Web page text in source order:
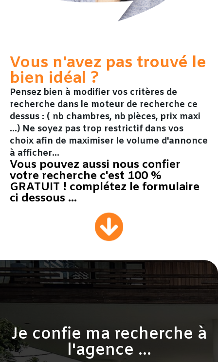
Vous n'avez pas trouvé le
bien idéal ?
Pensez bien à modifier vos critères de
recherche dans le moteur de recherche ce
dessus : ( nb chambres, nb pièces, prix maxi
...) Ne soyez pas trop restrictif dans vos
choix afin de maximiser le volume d'annonce
à afficher…
Vous pouvez aussi nous confier
votre recherche c'est 100 %
GRATUIT ! complétez le formulaire
ci dessous ...
Je confie ma recherche à
l'agence ...